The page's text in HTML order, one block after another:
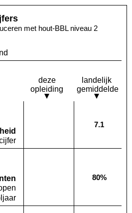
met hout-BBL niveau 2
deze
opleiding
landelijk
gemiddelde
Deze opleiding:
Geen waarde bekend
Landelijk
7.1
Deze opleiding:
Geen waarde bekendLandelijk
80%